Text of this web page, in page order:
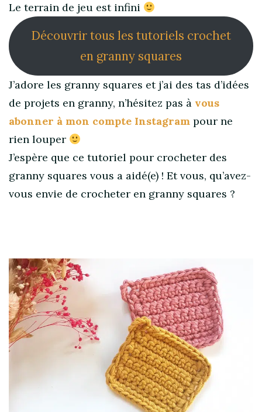
Le terrain de jeu est infini
Découvrir tous les tutoriels crochet
en granny squares
J’adore les granny squares et j’ai des tas d’idées
de projets en granny, n’hésitez pas à vous
abonner à mon compte Instagram pour ne
rien louper
J’espère que ce tutoriel pour crocheter des
granny squares vous a aidé(e) ! Et vous, qu’avez-
vous envie de crocheter en granny squares ?
Post
Navigation